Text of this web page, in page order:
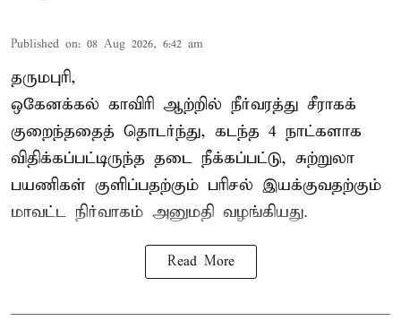
Published on: 08 Aug 2026, 6:42 am
தருமபுரி,
ஒகேனக்கல் காவிரி ஆற்றில் நீர்வரத்து சீராகக்
குறைந்ததைத் தொடர்ந்து, கடந்த 4 நாட்களாக
விதிக்கப்பட்டிருந்த தடை நீக்கப்பட்டு, சுற்றுலா
பயணிகள் குளிப்பதற்கும் பரிசல் இயக்குவதற்கும்
மாவட்ட நிர்வாகம் அனுமதி வழங்கியது.
Read More